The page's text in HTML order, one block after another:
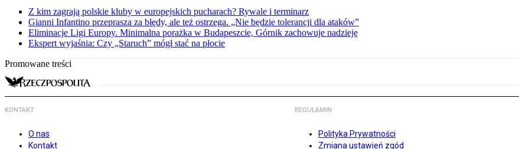
Z kim zagrają polskie kluby w europejskich pucharach? Rywale i terminarz
Gianni Infantino przeprasza za błędy, ale też ostrzega. „Nie będzie tolerancji dla ataków”
Eliminacje Ligi Europy. Minimalna porażka w Budapeszcie, Górnik zachowuje nadzieję
Ekspert wyjaśnia: Czy „Staruch” mógł stać na płocie
Promowane treści
KONTAKT
O nas
Kontakt
REGULAMIN
Polityka Prywatności
Zmiana ustawień zgód